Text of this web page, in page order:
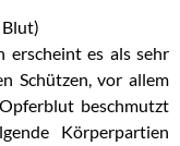
Blut)
erscheint es als sehr
Schützen, vor allem
beschmutzt
Körperpartien